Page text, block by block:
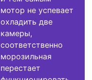
мотор не успевает
охладить две
камеры,
соответственно
морозильная
перестает